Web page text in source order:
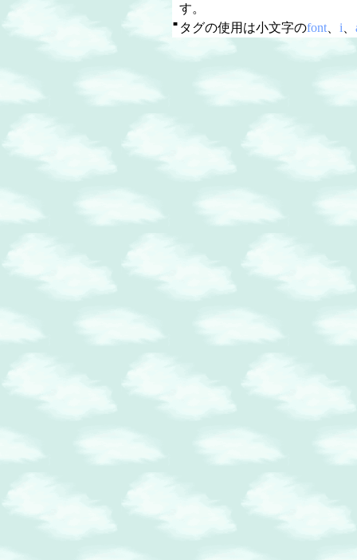
す。
■ タグの使用は小文字のfont、 i、